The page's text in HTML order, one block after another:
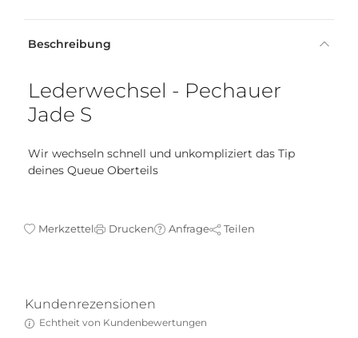
Beschreibung
Lederwechsel - Pechauer
Jade S
Wir wechseln schnell und unkompliziert das Tip
deines Queue Oberteils
Merkzettel Drucken Anfrage Teilen
Kundenrezensionen
Echtheit von Kundenbewertungen